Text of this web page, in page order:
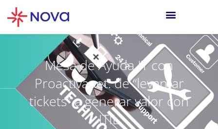
Mesa de Ayuda IT con
Proactivanet: de “levantar
tickets” a generar valor con
ITIL